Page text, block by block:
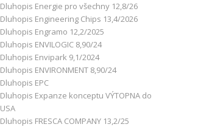
Dluhopis Energie pro všechny 12,8/26
Dluhopis Engineering Chips 13,4/2026
Dluhopis Engramo 12,2/2025
Dluhopis ENVILOGIC 8,90/24
Dluhopis Envipark 9,1/2024
Dluhopis ENVIRONMENT 8,90/24
Dluhopis EPC
Dluhopis Expanze konceptu VÝTOPNA do
USA
Dluhopis FRESCA COMPANY 13,2/25